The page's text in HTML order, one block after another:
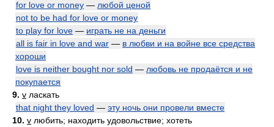
for love or money — любой ценой
not to be had for love or money
to play for love — играть не на деньги
all is fair in love and war — в любви и на войне все средства
хороши
love is neither bought nor sold — любовь не продаётся и не
покупается
9. v ласкать
that night they loved — эту ночь они провели вместе
10. v любить; находить удовольствие; хотеть